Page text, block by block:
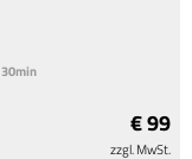
€ 99
zzgl. MwSt.